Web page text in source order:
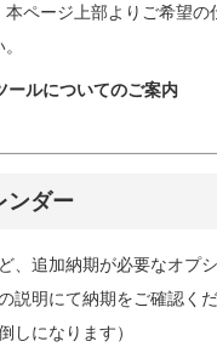
ページ上部よりご希望の
ールについてのご案内
ンダー
、追加納期が必要なオプ
説明にて納期をご確認く
しになります）